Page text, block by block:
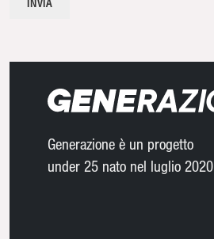
Generazione è un progetto
under 25 nato nel luglio 2020